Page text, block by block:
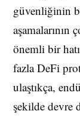
güvenliğinin
aşamalarının
önemli bir
fazla DeFi
ulaştıkça,
şekilde devre